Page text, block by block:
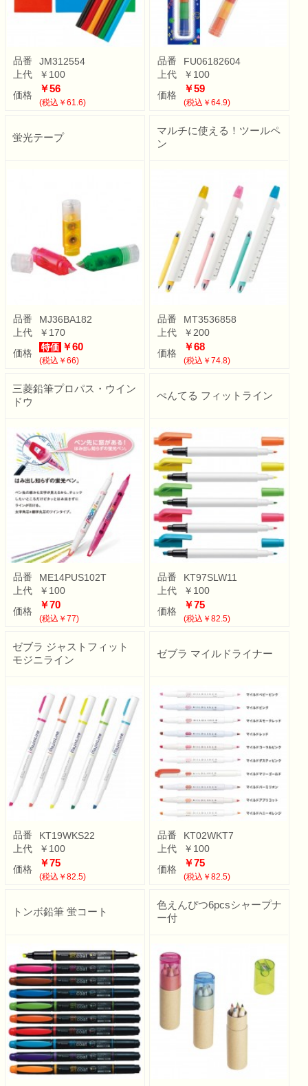
品番
JM312554
上代
￥100
価格
￥56
(税込￥61.6)
品番
FU06182604
上代
￥100
価格
￥59
(税込￥64.9)
蛍光テープ
品番
MJ36BA182
上代
￥170
価格
特価 ￥60
(税込￥66)
マルチに使える！ツールペ
ン
品番
MT3536858
上代
￥200
価格
￥68
(税込￥74.8)
三菱鉛筆プロパス・ウイン
ドウ
品番
ME14PUS102T
上代
￥100
価格
￥70
(税込￥77)
ぺんてる フィットライン
品番
KT97SLW11
上代
￥100
価格
￥75
(税込￥82.5)
ゼブラ ジャストフィット
モジニライン
品番
KT19WKS22
上代
￥100
価格
￥75
(税込￥82.5)
ゼブラ マイルドライナー
品番
KT02WKT7
上代
￥100
価格
￥75
(税込￥82.5)
トンボ鉛筆 蛍コート
色えんぴつ6pcsシャープナ
ー付